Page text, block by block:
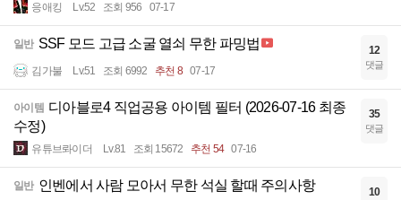
응애킹 Lv.52 조회 956 07-17
일반 SSF 모드 고급 소굴 열쇠 무한 파밍법
김가불 Lv.51 조회 6992 추천 8 07-17
12
댓글
아이템 디아블로4 직업공용 아이템 필터 (2026-07-16 최종
수정)
유튜브롸이더 Lv.81 조회 15672 추천 54 07-16
35
댓글
일반 인벤에서 사람 모아서 무한 석실 할때 주의사항 10